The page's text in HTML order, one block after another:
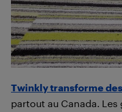
Twinkly transforme
partout au Canada.